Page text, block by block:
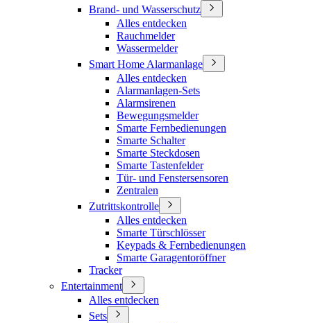
Brand- und Wasserschutz
Alles entdecken
Rauchmelder
Wassermelder
Smart Home Alarmanlage
Alles entdecken
Alarmanlagen-Sets
Alarmsirenen
Bewegungsmelder
Smarte Fernbedienungen
Smarte Schalter
Smarte Steckdosen
Smarte Tastenfelder
Tür- und Fenstersensoren
Zentralen
Zutrittskontrolle
Alles entdecken
Smarte Türschlösser
Keypads & Fernbedienungen
Smarte Garagentoröffner
Tracker
Entertainment
Alles entdecken
Sets